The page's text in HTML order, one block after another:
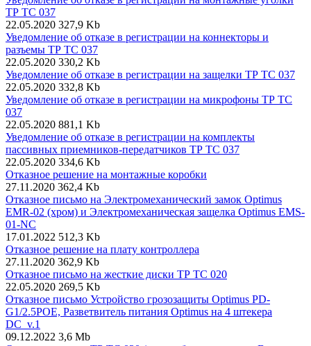
ТР ТС 037
22.05.2020 327,9 Kb
Уведомление об отказе в регистрации на коннекторы и
разъемы ТР ТС 037
22.05.2020 330,2 Kb
Уведомление об отказе в регистрации на защелки ТР ТС 037
22.05.2020 332,8 Kb
Уведомление об отказе в регистрации на микрофоны ТР ТС
037
22.05.2020 881,1 Kb
Уведомление об отказе в регистрации на комплекты
пассивных приемников-передатчиков ТР ТС 037
22.05.2020 334,6 Kb
Отказное решение на монтажные коробки
27.11.2020 362,4 Kb
Отказное письмо на Электромеханический замок Optimus
EMR-02 (хром) и Электромеханическая защелка Optimus EMS-
01-NC
17.01.2022 512,3 Kb
Отказное решение на плату контроллера
27.11.2020 362,9 Kb
Отказное письмо на жесткие диски ТР ТС 020
22.05.2020 269,5 Kb
Отказное письмо Устройство грозозащиты Optimus PD-
G1/2.5POE, Разветвитель питания Optimus на 4 штекера
DC_v.1
09.12.2022 3,6 Mb